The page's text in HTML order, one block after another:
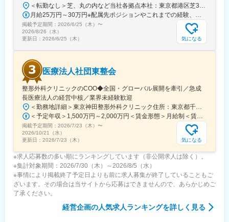
＜転勤なし＞芝、丸の内など当社各拠点本社：東京都港区芝3-33-1 三井住友信託銀行芝ビル丸の内事業所：東京都千代田区丸の内1-4-1受動喫煙対策：屋内全面禁煙
月給25万円～30万円※配属先ポジションやこれまでの経験、スキルなどを考慮して決定します※残業代は別途支給【年収例】年収439万円／入社3年目／月給27万9000円+賞与【将来役職登用となった際の年収例】（モデルケース）・チーム長／559万円～696万円（月給+賞与）※成果次第でさらなる年収UPも可能です
掲載予定期間： 2026/6/25（木） 〜
2026/8/26（水）
更新日： 2026/6/25（木） 気になる
医療法人社団東整会
整形外科クリニックのCOO◆全国・グローバル展開を牽引／急成
長医療法人の経営中核／業界未経験歓迎
＜勤務地詳細＞東京神田整形外科クリニック住所：東京都千代田区鍛冶町2丁目8-6 メディカルプライム神田3F勤務地最寄駅：JR山手線／神田駅受動喫煙対策：屋内全面禁煙変更の範囲：会社の定める事業所
＜予定年収＞1,500万円～2,000万円＜賃金形態＞月給制＜賃金内訳＞月額（基本給）：1,200,000円～1,500,000円＜月給＞1,200,000円～1,500,000円＜昇給有無＞有＜残業手当＞有＜給与補足＞※経験やスキルを考慮して決定します。■昇給：年1回■賞与：年2回賃金はあくまでも目安の金額であり、選考を通じて上下する可能性があります。月給(月額)は固定手当を含めた表記です。
掲載予定期間： 2026/7/23（木） 〜
2026/10/21（水）
更新日： 2026/7/23（木） 気になる
※求人応募数の多い順にランキングしています（非公開求人は除く）。
※集計対象期間：2026/7/30（木）～2026/8/5（水）
※事情により掲載終了予定日よりも前に求人募集が終了していることもご
ざいます。その場合は当サイトから応募はできませんので、あらかじめご
了承ください。
経営企画の人気求人ランキングを詳しく見る